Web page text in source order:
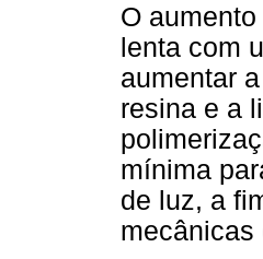
O
lenta com
aumentar
resina e a
mínima
de luz, a
mecânicas